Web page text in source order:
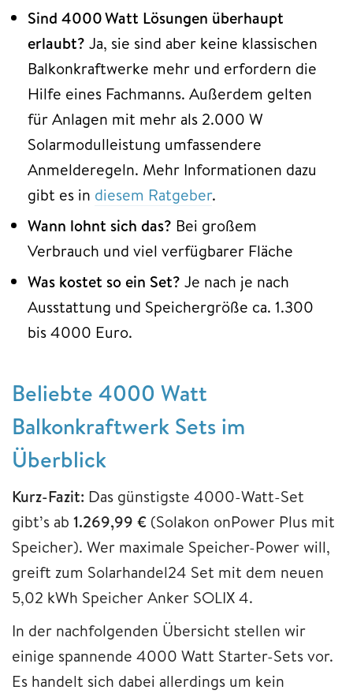
Sind 4000 Watt Lösungen überhaupt
erlaubt? Ja, sie sind aber keine klassischen
Balkonkraftwerke mehr und erfordern die
Hilfe eines Fachmanns. Außerdem gelten
für Anlagen mit mehr als 2.000 W
Solarmodulleistung umfassendere
Anmelderegeln. Mehr Informationen dazu
gibt es in diesem Ratgeber.
Wann lohnt sich das? Bei großem
Verbrauch und viel verfügbarer Fläche
Was kostet so ein Set? Je nach je nach
Ausstattung und Speichergröße ca. 1.300
bis 4000 Euro.
Beliebte 4000 Watt
Balkonkraftwerk Sets im
Überblick
Kurz-Fazit: Das günstigste 4000-Watt-Set
gibt’s ab 1.269,99 € (Solakon onPower Plus mit
Speicher). Wer maximale Speicher-Power will,
greift zum Solarhandel24 Set mit dem neuen
5,02 kWh Speicher Anker SOLIX 4.
In der nachfolgenden Übersicht stellen wir
einige spannende 4000 Watt Starter-Sets vor.
Es handelt sich dabei allerdings um kein